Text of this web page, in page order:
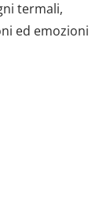
termali,
ed emozioni